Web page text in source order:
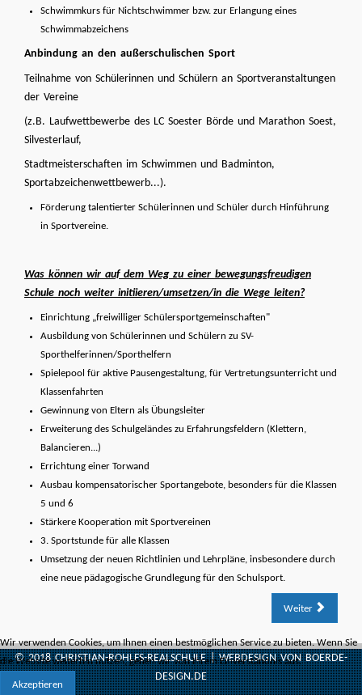
Schwimmkurs für Nichtschwimmer bzw. zur Erlangung eines
Schwimmabzeichens
Anbindung an den außerschulischen Sport
Teilnahme von Schülerinnen und Schülern an Sportveranstaltungen
der Vereine
(z.B. Laufwettbewerbe des LC Soester Börde und Marathon Soest,
Silvesterlauf,
Stadtmeisterschaften im Schwimmen und Badminton,
Sportabzeichenwettbewerb...).
Förderung talentierter Schülerinnen und Schüler durch Hinführung
in Sportvereine.
Was können wir auf dem Weg zu einer bewegungsfreudigen
Schule noch weiter initiieren/umsetzen/in die Wege leiten?
Einrichtung „freiwilliger Schülersportgemeinschaften"
Ausbildung von Schülerinnen und Schülern zu SV-
Sporthelferinnen/Sporthelfern
Spielepool für aktive Pausengestaltung, für Vertretungsunterricht und
Klassenfahrten
Gewinnung von Eltern als Übungsleiter
Erweiterung des Schulgeländes zu Erfahrungsfeldern (Klettern,
Balancieren...)
Errichtung einer Torwand
Ausbau kompensatorischer Sportangebote, besonders für die Klassen
5 und 6
Stärkere Kooperation mit Sportvereinen
3. Sportstunde für alle Klassen
Umsetzung der neuen Richtlinien und Lehrpläne, insbesondere durch
eine neue pädagogische Grundlegung für den Schulsport.
Weiter
© 2018CHRISTIAN-ROHLFS-REALSCHULE| WEBDESIGN VONBOERDE-
DESIGN.DE
Wir verwenden Cookies, um Ihnen einen bestmöglichen Service zu bieten. Wenn Sie
die Website weiterhin nutzen, gehen wir von Ihrem Einverständnis aus.
Akzeptieren